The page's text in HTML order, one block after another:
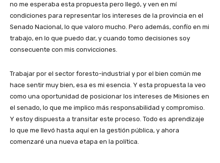
no me esperaba esta propuesta pero llegó, y ven en mí
condiciones para representar los intereses de la provincia en el
Senado Nacional, lo que valoro mucho. Pero además, confío en mi
trabajo, en lo que puedo dar, y cuando tomo decisiones soy
consecuente con mis convicciones.
Trabajar por el sector foresto-industrial y por el bien común me
hace sentir muy bien, esa es mi esencia. Y esta propuesta la veo
como una oportunidad de posicionar los intereses de Misiones en
el senado, lo que me implico más responsabilidad y compromiso.
Y estoy dispuesta a transitar este proceso. Todo es aprendizaje
lo que me llevó hasta aquí en la gestión pública, y ahora
comenzaré una nueva etapa en la política.